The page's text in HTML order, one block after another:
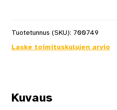
Tuotetunnus (SKU): 700749
Laske toimituskulujen arvio
Kuvaus